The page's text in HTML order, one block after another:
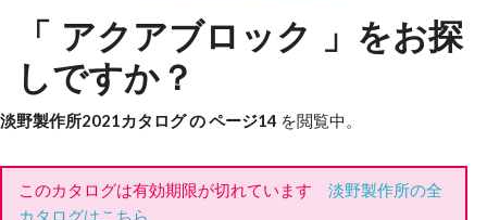
「 アクアブロック 」をお探
しですか？
淡野製作所2021カタログ の ページ14 を閲覧中。
このカタログは有効期限が切れています 淡野製作所の全
カタログはこちら